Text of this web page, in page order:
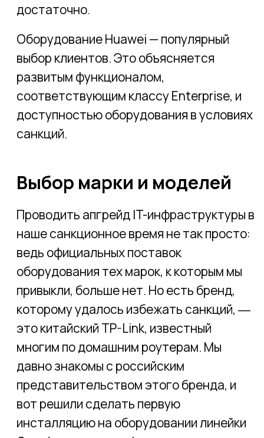
Точки доступа работают под
управлением контроллера, в нашем
случае ― аппаратного OC200. Это такая
небольшая коробочка с двумя портами
GigEth, которая получает питание по
PoE. Если контроллер откажет, точки
Архитектура решения
представительством этого бренда, и
вот решили сделать первую
инсталляцию на оборудовании линейки
Omada, которая по функционалу
приближается к классу Enterprise.
Для покрытия номерного фонда, где на
точке Wi-Fi редко увидишь больше 10
клиентов, мы выбрали самую простую
модель EAP 610. А для зон с претензией
на high density (к таким мы отнесли
620 HD.
Пытаясь на этапе выбора моделей
понять, чем же EAP610 отличается от
EAP620HD, мы ознакомились со всеми
параметрами точек, но различий так и не
нашли. На помощь пришли парни из
московского офиса TP-Link, любезно
сообщившие, что у 620HD больше памяти